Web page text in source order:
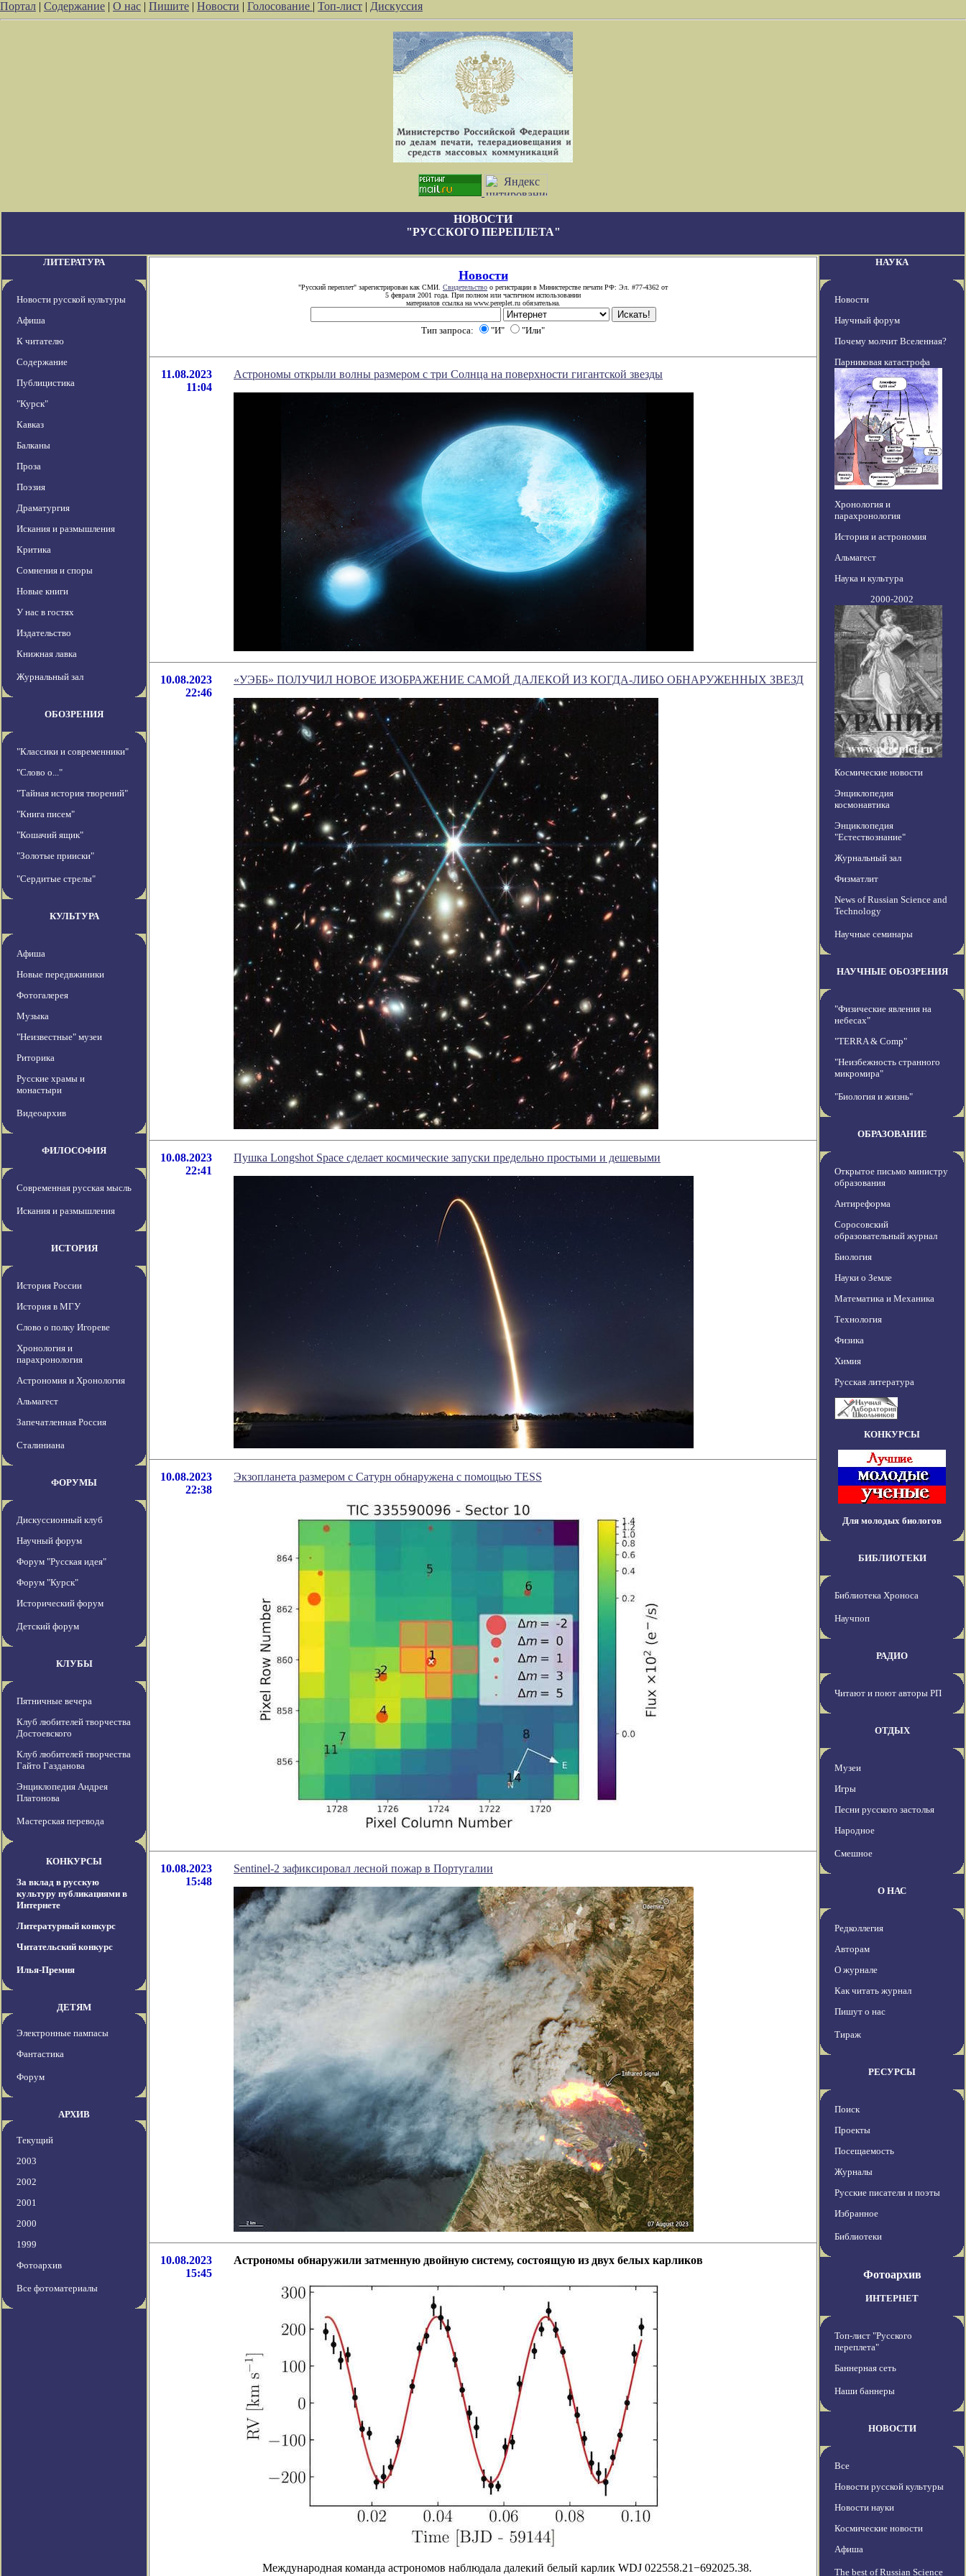
Портал | Содержание | О нас | Пишите | Новости | Голосование | Топ-лист | Дискуссия
НОВОСТИ
"РУССКОГО ПЕРЕПЛЕТА"
ЛИТЕРАТУРА
Новости русской культуры
Афиша
К читателю
Содержание
Публицистика
"Курск"
Кавказ
Балканы
Проза
Поэзия
Драматургия
Искания и размышления
Критика
Сомнения и споры
Новые книги
У нас в гостях
Издательство
Книжная лавка
Журнальный зал
ОБОЗРЕНИЯ
"Классики и современники"
"Слово о..."
"Тайная история творений"
"Книга писем"
"Кошачий ящик"
"Золотые прииски"
"Сердитые стрелы"
КУЛЬТУРА
Афиша
Новые передвжиники
Фотогалерея
Музыка
"Неизвестные" музеи
Риторика
Русские храмы и
монастыри
Видеоархив
ФИЛОСОФИЯ
Современная русская мысль
Искания и размышления
ИСТОРИЯ
История России
История в МГУ
Слово о полку Игореве
Хронология и
парахронология
Астрономия и Хронология
Альмагест
Запечатленная Россия
Сталиниана
ФОРУМЫ
Дискуссионный клуб
Научный форум
Форум "Русская идея"
Форум "Курск"
Исторический форум
Детский форум
КЛУБЫ
Пятничные вечера
Клуб любителей творчества
Достоевского
Клуб любителей творчества
Гайто Газданова
Энциклопедия Андрея
Платонова
Мастерская перевода
КОНКУРСЫ
За вклад в русскую
культуру публикациями в
Интернете
Литературный конкурс
Читательский конкурс
Илья-Премия
ДЕТЯМ
Электронные пампасы
Фантастика
Форум
АРХИВ
Текущий
2003
2002
2001
2000
1999
Фотоархив
Все фотоматериалы
Новости
"Русский переплет" зарегистрирован как СМИ. Свидетельство о регистрации в Министерстве печати РФ: Эл. #77-4362 от
5 февраля 2001 года. При полном или частичном использовании
материалов ссылка на www.pereplet.ru обязательна.
Тип запроса: "И" "Или"
11.08.2023
11:04
Астрономы открыли волны размером с три Солнца на поверхности гигантской звезды
10.08.2023
22:46
«УЭББ» ПОЛУЧИЛ НОВОЕ ИЗОБРАЖЕНИЕ САМОЙ ДАЛЕКОЙ ИЗ КОГДА-ЛИБО ОБНАРУЖЕННЫХ ЗВЕЗД
10.08.2023
22:41
Пушка Longshot Space сделает космические запуски предельно простыми и дешевыми
10.08.2023
22:38
Экзопланета размером с Сатурн обнаружена с помощью TESS
10.08.2023
15:48
Sentinel-2 зафиксировал лесной пожар в Португалии
10.08.2023
15:45
Астрономы обнаружили затменную двойную систему, состоящую из двух белых карликов
Международная команда астрономов наблюдала далекий белый карлик WDJ 022558.21−692025.38.
НАУКА
Новости
Научный форум
Почему молчит Вселенная?
Парниковая катастрофа
Хронология и
парахронология
История и астрономия
Альмагест
Наука и культура
2000-2002
Космические новости
Энциклопедия
космонавтика
Энциклопедия
"Естествознание"
Журнальный зал
Физматлит
News of Russian Science and
Technology
Научные семинары
НАУЧНЫЕ ОБОЗРЕНИЯ
"Физические явления на
небесах"
"TERRA & Comp"
"Неизбежность странного
микромира"
"Биология и жизнь"
ОБРАЗОВАНИЕ
Открытое письмо министру
образования
Антиреформа
Соросовский
образовательный журнал
Биология
Науки о Земле
Математика и Механика
Технология
Физика
Химия
Русская литература
КОНКУРСЫ
Для молодых биологов
БИБЛИОТЕКИ
Библиотека Хроноса
Научпоп
РАДИО
Читают и поют авторы РП
ОТДЫХ
Музеи
Игры
Песни русского застолья
Народное
Смешное
О НАС
Редколлегия
Авторам
О журнале
Как читать журнал
Пишут о нас
Тираж
РЕСУРСЫ
Поиск
Проекты
Посещаемость
Журналы
Русские писатели и поэты
Избранное
Библиотеки
Фотоархив
ИНТЕРНЕТ
Топ-лист "Русского
переплета"
Баннерная сеть
Наши баннеры
НОВОСТИ
Все
Новости русской культуры
Новости науки
Космические новости
Афиша
The best of Russian Science